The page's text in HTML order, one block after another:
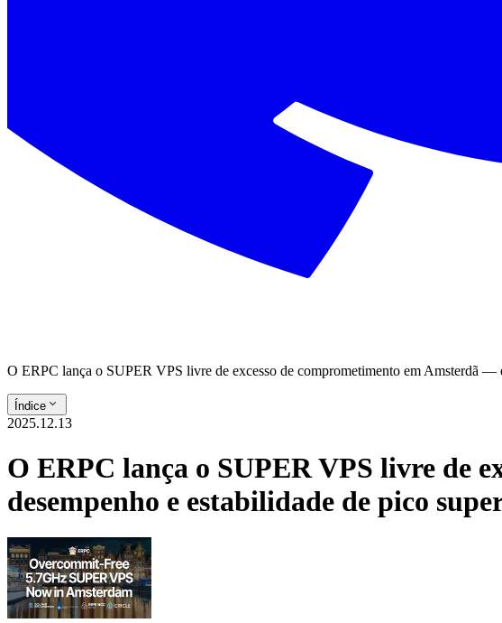
O ERPC lança o SUPER VPS livre de excesso de comprometimento em Amsterdã —
Índice
2025.12.13
O ERPC lança o SUPER VPS livre de
desempenho e estabilidade de pico